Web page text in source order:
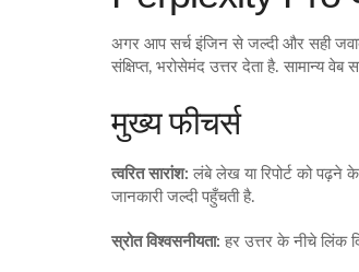
अगर आप सर्च इंजिन से जल्दी और सही
संक्षिप्त, भरोसेमंद उत्तर देता है. सामान्य
मुख्य फीचर्स
त्वरित सारांश: लंबे लेख या रिपोर्ट को पढ़ने
जानकारी जल्दी पहुँचती है.
स्रोत विश्वसनीयता: हर उत्तर के नीचे लिंक